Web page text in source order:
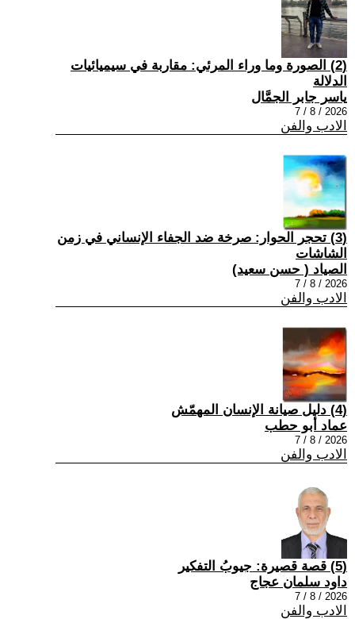
(2) الصورة وما وراء المرئي: مقاربة في سيميائيات
الدلالة
ياسر جابر الجمَّال
2026 / 8 / 7
الادب والفن
(3) تحجر الحوار: صرخة ضد الجفاء الإنساني في زمن
الشاشات
الصياد ‏( حسن سعيد‏)
2026 / 8 / 7
الادب والفن
(4) دليل صيانة الإنسان المهمّش
عماد أبو حطب
2026 / 8 / 7
الادب والفن
(5) قصة قصيرة: جيوبُ التفكير
داود سلمان عجاج
2026 / 8 / 7
الادب والفن